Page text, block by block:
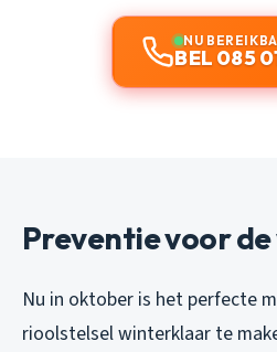
NU
BEL 085
Preventie voor
Nu in oktober is het perfecte
rioolstelsel winterklaar te